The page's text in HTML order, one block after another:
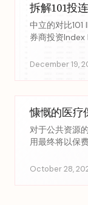
拆解101投
中立的对比
券商投资Index
December 19,
慷慨的医疗
对于公共资源
用最终将以保
October 28,